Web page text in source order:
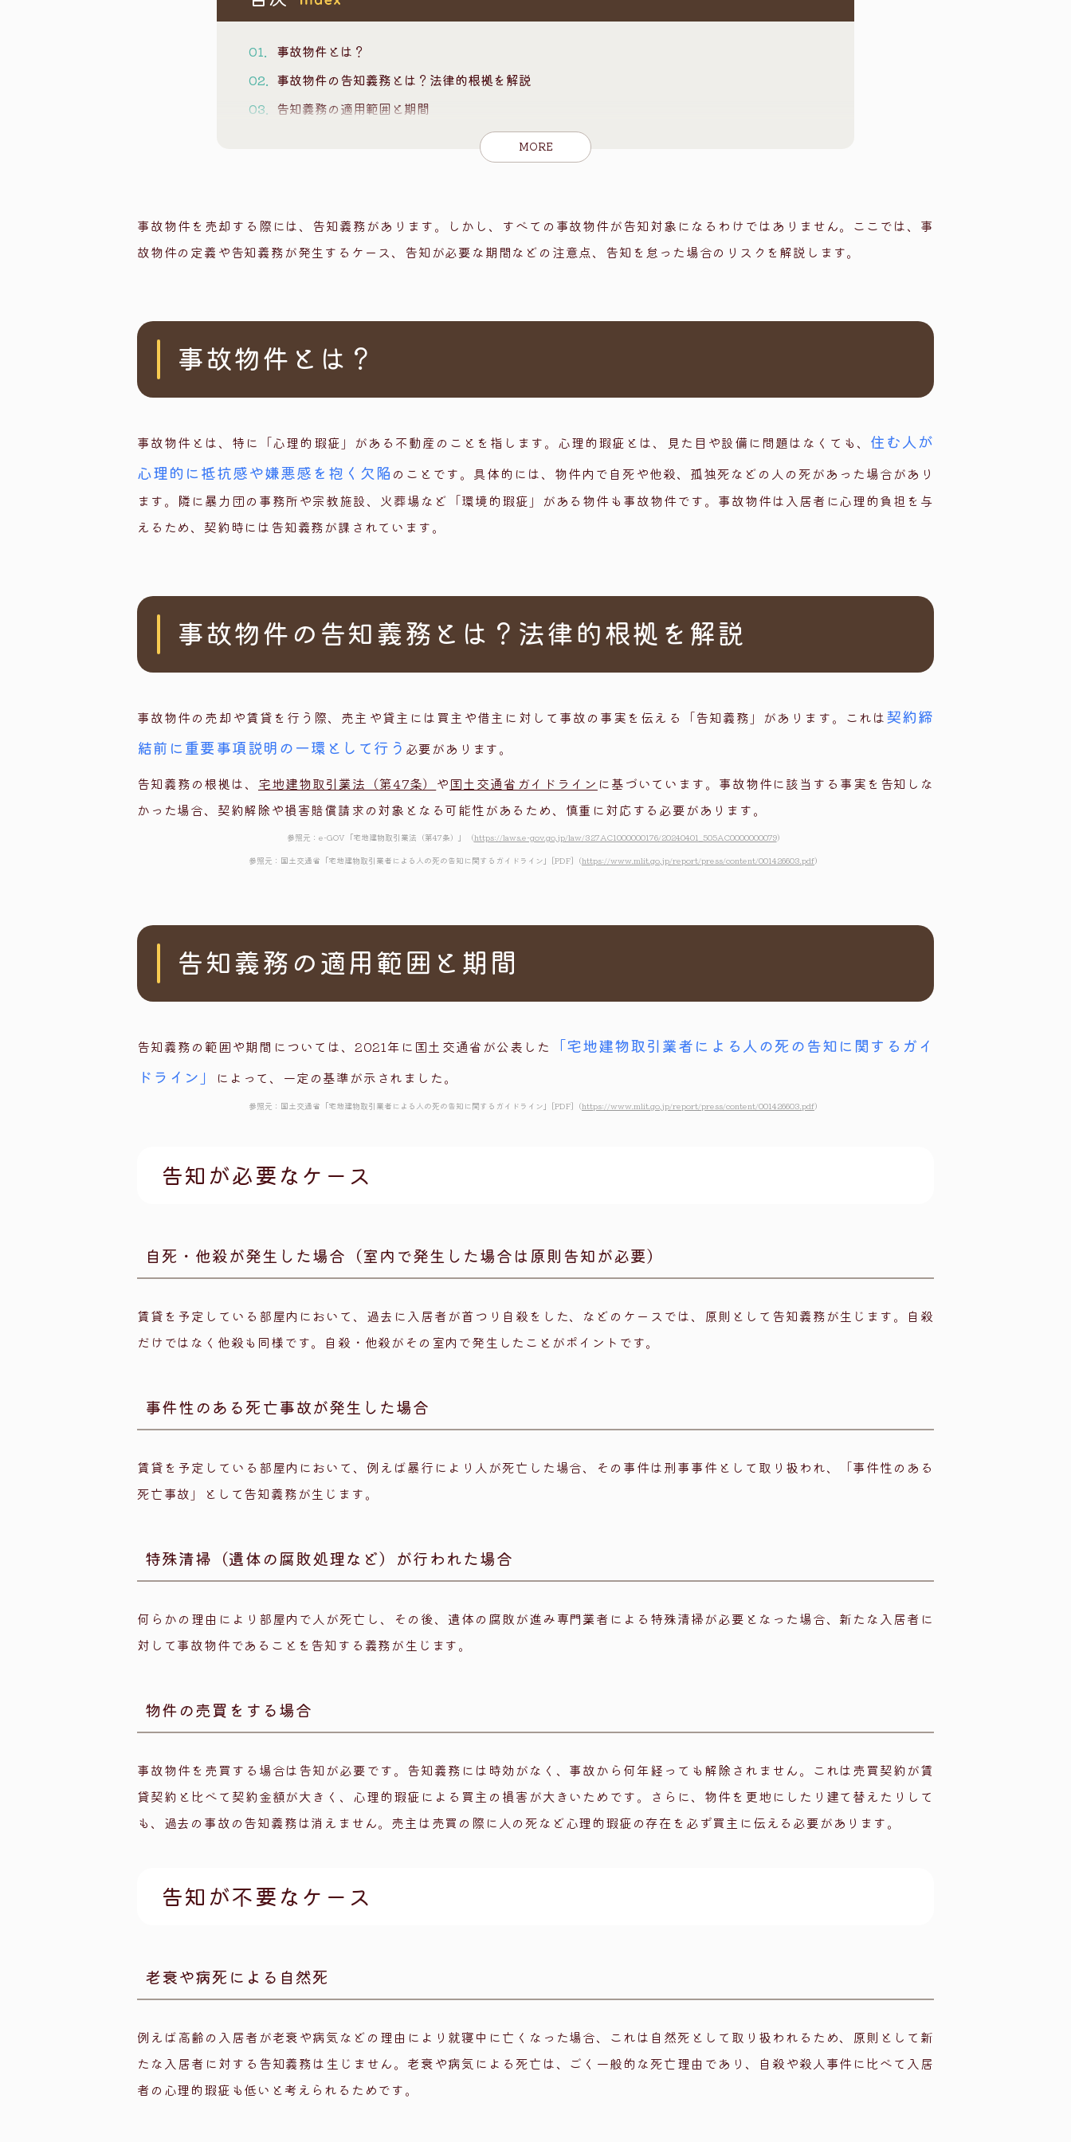
事故物件とは？
事故物件の告知義務とは？法律的根拠を解説
告知義務の適用範囲と期間
告知義務が解除されるタイミング
心理的な負担が軽減されるまで告知義務は継続する
MORE
事故物件を売却する際には、告知義務があります。しかし、すべての事故物件が告知対象になるわけではありません。ここでは、事
故物件の定義や告知義務が発生するケース、告知が必要な期間などの注意点、告知を怠った場合のリスクを解説します。
事故物件とは？
事故物件とは、特に「心理的瑕疵」がある不動産のことを指します。心理的瑕疵とは、見た目や設備に問題はなくても、 住む人が
心理的に抵抗感や嫌悪感を抱く欠陥 のことです。具体的には、物件内で自死や他殺、孤独死などの人の死があった場合があり
ます。隣に暴力団の事務所や宗教施設、火葬場など「環境的瑕疵」がある物件も事故物件です。事故物件は入居者に心理的負担を与
えるため、契約時には告知義務が課されています。
事故物件の告知義務とは？ 法律的根拠を解説
事故物件の売却や賃貸を行う際、売主や貸主には買主や借主に対して事故の事実を伝える「告知義務」があります。これは契約締
結前に重要事項説明の一環として行う 必要があります。
告知義務の根拠は、 宅地建物取引業法（第47条） や国土交通省ガイドライン に基づいています。事故物件に該当する事実を告知しな
かった場合、契約解除や損害賠償請求の対象となる可能性があるため、慎重に対応する必要があります。
参照元：e-GOV 「宅地建物取引業法（第47条）」 （https://laws.e-gov.go.jp/law/327AC1000000176/20240401_505AC0000000079）
参照元：国土交通省 「宅地建物取引業者による人の死の告知に関するガイドライン」[PDF] （https://www.mlit.go.jp/report/press/content/001426603.pdf）
告知義務の適用範囲と期間
告知義務の範囲や期間については、2021年に国土交通省が公表した
「宅地建物取引業者による人の死の告知に関するガイ
ドライン」
によって、一定の基準が示されました。
参照元：国土交通省 「宅地建物取引業者による人の死の告知に関するガイドライン」[PDF] （https://www.mlit.go.jp/report/press/content/001426603.pdf）
告知が必要なケース
自死・他殺が発生した場合（室内で発生した場合は原則告知が必要）
賃貸を予定している部屋内において、過去に入居者が首つり自殺をした、などのケースでは、原則として告知義務が生じます。自殺
だけではなく他殺も同様です。自殺・他殺がその室内で発生したことがポイントです。
事件性のある死亡事故が発生した場合
賃貸を予定している部屋内において、例えば暴行により人が死亡した場合、その事件は刑事事件として取り扱われ、「事件性のある
死亡事故」として告知義務が生じます。
特殊清掃（遺体の腐敗処理など）が行われた場合
何らかの理由により部屋内で人が死亡し、その後、遺体の腐敗が進み専門業者による特殊清掃が必要となった場合、新たな入居者に
対して事故物件であることを告知する義務が生じます。
物件の売買をする場合
事故物件を売買する場合は告知が必要です。告知義務には時効がなく、事故から何年経っても解除されません。これは売買契約が賃
貸契約と比べて契約金額が大きく、心理的瑕疵による買主の損害が大きいためです。さらに、物件を更地にしたり建て替えたりして
も、過去の事故の告知義務は消えません。売主は売買の際に人の死など心理的瑕疵の存在を必ず買主に伝える必要があります。
告知が不要なケース
老衰や病死による自然死
例えば高齢の入居者が老衰や病気などの理由により就寝中に亡くなった場合、これは自然死として取り扱われるため、原則として新
たな入居者に対する告知義務は生じません。老衰や病気による死亡は、ごく一般的な死亡理由であり、自殺や殺人事件に比べて入居
者の心理的瑕疵も低いと考えられるためです。